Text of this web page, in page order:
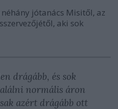
jótanács Misitől, az
aki sok
drágább, és sok
normális áron
azért drágább ott